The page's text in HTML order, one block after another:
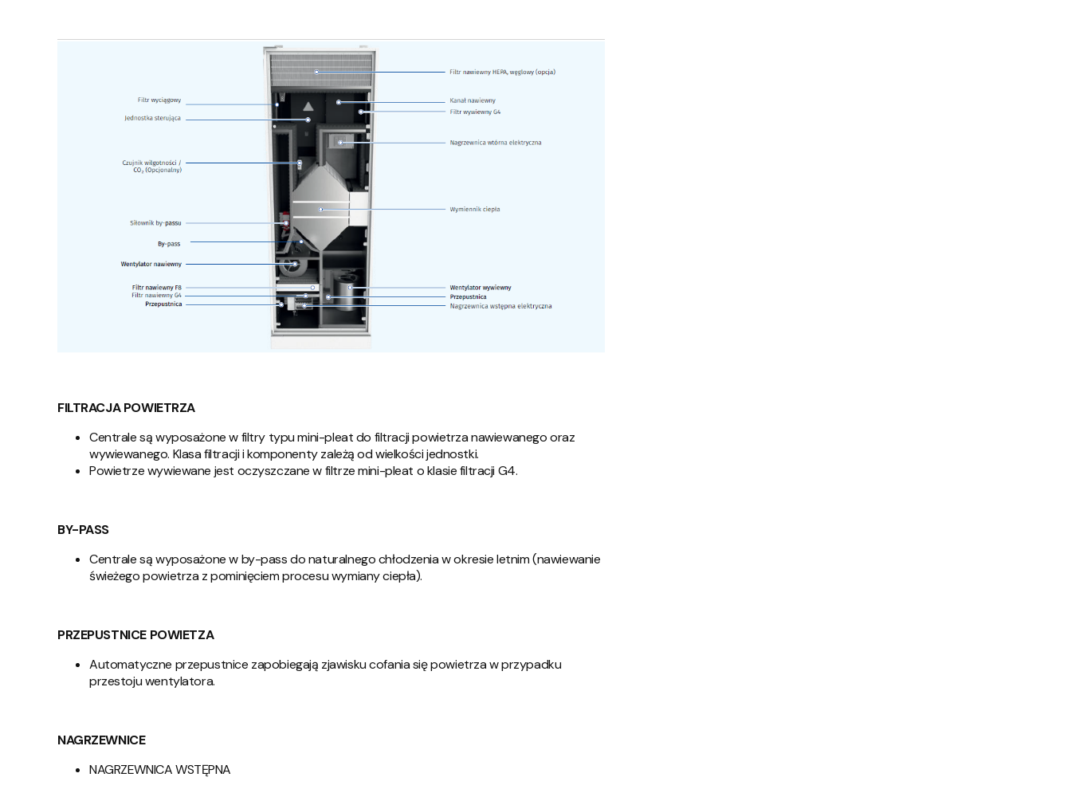
FILTRACJA POWIETRZA
Centrale są wyposażone w filtry typu mini-pleat do filtracji powietrza nawiewanego oraz
wywiewanego. Klasa filtracji i komponenty zależą od wielkości jednostki.
Powietrze wywiewane jest oczyszczane w filtrze mini-pleat o klasie filtracji G4.
BY-PASS
Centrale są wyposażone w by-pass do naturalnego chłodzenia w okresie letnim (nawiewanie
świeżego powietrza z pominięciem procesu wymiany ciepła).
PRZEPUSTNICE POWIETZA
Automatyczne przepustnice zapobiegają zjawisku cofania się powietrza w przypadku
przestoju wentylatora.
NAGRZEWNICE
NAGRZEWNICA WSTĘPNA